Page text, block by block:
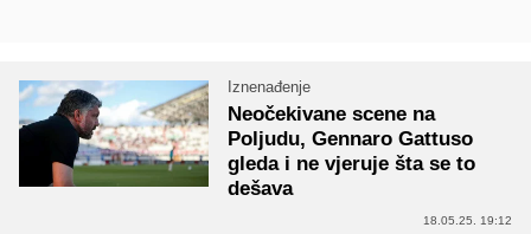
Iznenađenje
Neočekivane scene na
Poljudu, Gennaro Gattuso
gleda i ne vjeruje šta se to
dešava
18.05.25. 19:12